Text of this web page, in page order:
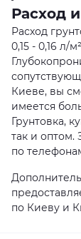
Расход
Расход
0,15 - 0,16 л/
Киеве, вы
имеется
Грунтовка,
так и
по
по Киеву и